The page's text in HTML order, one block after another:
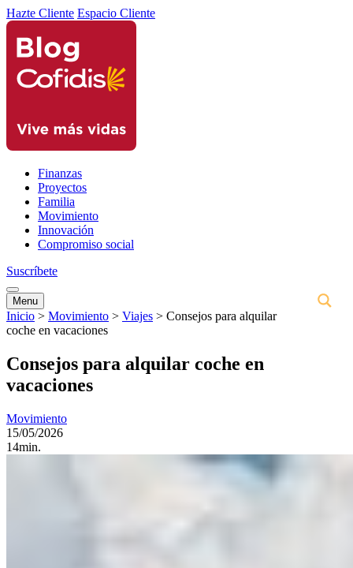
Hazte Cliente Espacio Cliente
Finanzas
Proyectos
Familia
Movimiento
Innovación
Compromiso social
Suscríbete
Menu
Inicio > Movimiento > Viajes > Consejos para alquilar
coche en vacaciones
Consejos para alquilar coche en
vacaciones
Movimiento
15/05/2026
14min.